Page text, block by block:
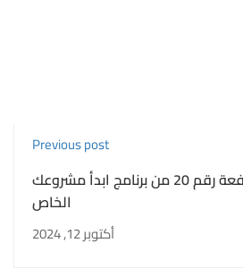
Previous post
تسليم شهادات الدفعة رقم 20 من برنامج ابدأ مشروعك
الخاص
أكتوبر 12, 2024